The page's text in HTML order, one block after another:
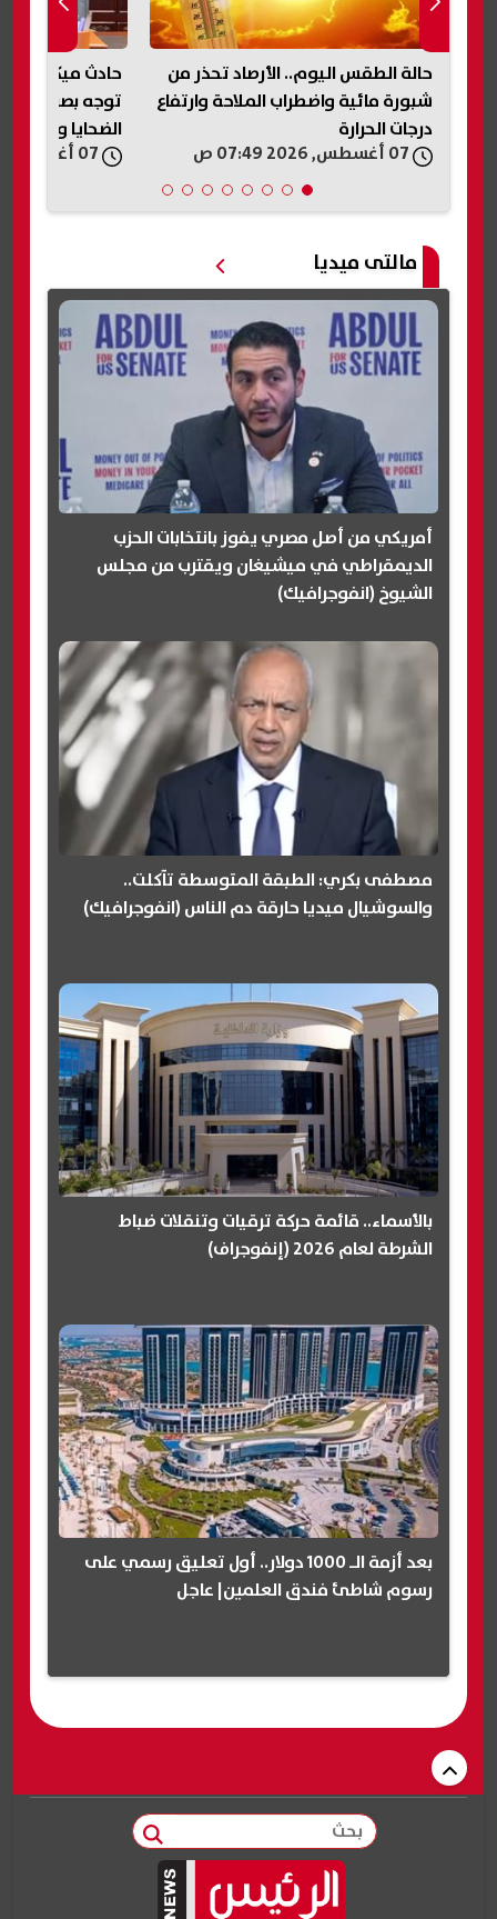
حادث ميكروباص نفق الودي.. التضامن
توجه بصرف مساعدات عاجلة لأسر
الضحايا والمصابين
التموين تعلن
المخابز المخالفة
مالتى ميديا
أمريكي من أصل مصري يفوز بانتخابات الحزب
الديمقراطي في ميشيغان ويقترب من مجلس
الشيوخ (انفوجرافيك)
مصطفى بكري: الطبقة المتوسطة تآكلت..
والسوشيال ميديا حارقة دم الناس (انفوجرافيك)
بالأسماء.. قائمة حركة ترقيات وتنقلات ضباط
الشرطة لعام 2026 (إنفوجراف)
بعد أزمة الـ 1000 دولار.. أول تعليق رسمي على
رسوم شاطئ فندق العلمين| عاجل
بحث